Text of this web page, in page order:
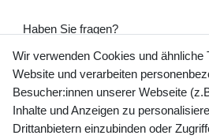
Haben Sie fragen?
+49 (0) 35243 460
Mo-Fr 9-15 Uhr
shop@banjado.com
Wir verwenden Cookies und ähnliche
Website und verarbeiten
Besucher:innen unserer Webseite
Inhalte und Anzeigen zu
Drittanbietern einzubinden oder